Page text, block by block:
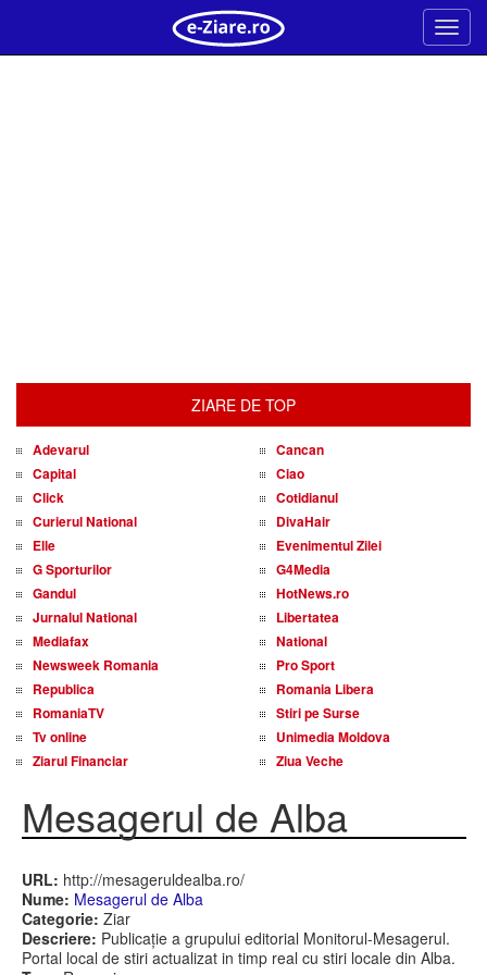
Meniu
ZIARE DE TOP
Adevarul
Cancan
Capital
Ciao
Click
Cotidianul
Curierul National
DivaHair
Elle
Evenimentul Zilei
G Sporturilor
G4Media
Gandul
HotNews.ro
Jurnalul National
Libertatea
Mediafax
National
Newsweek Romania
Pro Sport
Republica
Romania Libera
RomaniaTV
Stiri pe Surse
Tv online
Unimedia Moldova
Ziarul Financiar
Ziua Veche
Mesagerul de Alba
URL: http://mesageruldealba.ro/
Nume: Mesagerul de Alba
Categorie: Ziar
Descriere: Publicație a grupului editorial Monitorul-Mesagerul.
Portal local de stiri actualizat in timp real cu stiri locale din Alba.